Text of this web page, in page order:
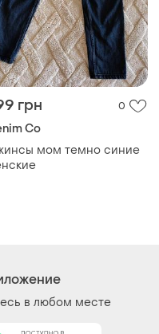
грн 0
Co
мом темно синие
в любом месте